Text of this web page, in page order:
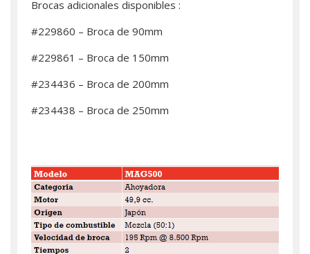
Brocas adicionales disponibles :
#229860 – Broca de 90mm
#229861 – Broca de 150mm
#234436 – Broca de 200mm
#234438 – Broca de 250mm